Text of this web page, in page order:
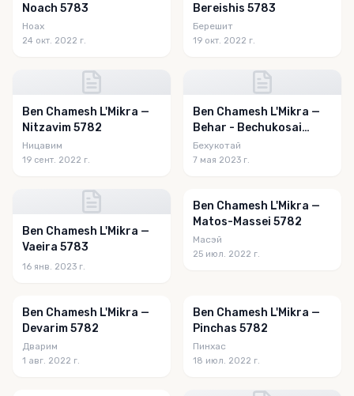
Noach 5783
Ноах
24 окт. 2022 г.
Bereishis 5783
Берешит
19 окт. 2022 г.
Ben Chamesh L'Mikra —
Nitzavim 5782
Ницавим
19 сент. 2022 г.
Ben Chamesh L'Mikra —
Behar - Bechukosai
5783
Бехукотай
7 мая 2023 г.
Ben Chamesh L'Mikra —
Vaeira 5783
16 янв. 2023 г.
Ben Chamesh L'Mikra —
Matos-Massei 5782
Масэй
25 июл. 2022 г.
Ben Chamesh L'Mikra —
Devarim 5782
Дварим
1 авг. 2022 г.
Ben Chamesh L'Mikra —
Pinchas 5782
Пинхас
18 июл. 2022 г.